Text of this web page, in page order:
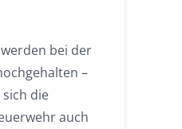
bei der
–
die
auch